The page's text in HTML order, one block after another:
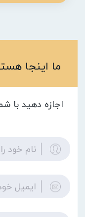
ما اینجا
اجازه دهید با